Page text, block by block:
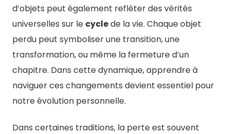
d’objets peut également refléter des vérités
universelles sur le cyclede la vie. Chaque objet
perdu peut symboliser une transition, une
transformation, ou même la fermeture d’un
chapitre. Dans cette dynamique, apprendre à
naviguer ces changements devient essentiel pour
notre évolution personnelle.
Dans certaines traditions, la perte est souvent